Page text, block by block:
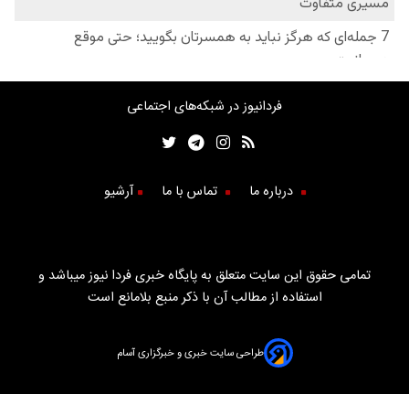
فردانیوز در شبکه‌های اجتماعی
درباره ما تماس با ما آرشیو
تمامی حقوق این سایت متعلق به پایگاه خبری فردا نیوز میباشد و
استفاده از مطالب آن با ذکر منبع بلامانع است
طراحی سایت خبری و خبرگزاری آسام